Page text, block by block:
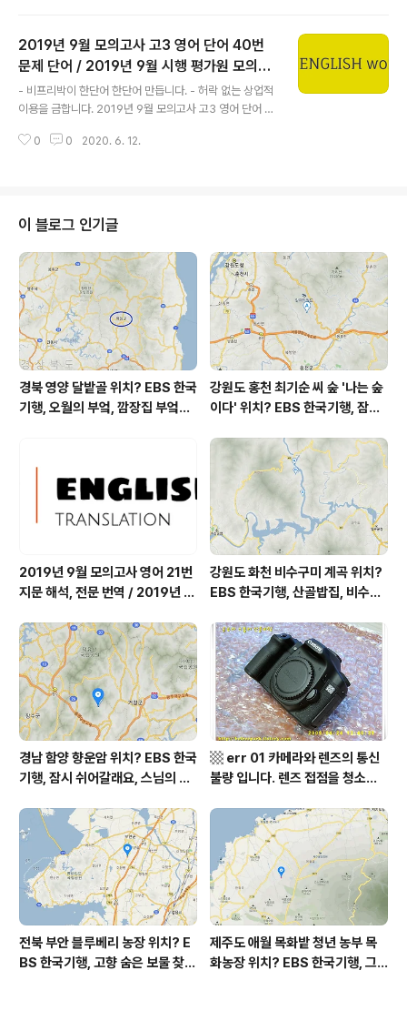
instrument 도구 measure 측정하다 bulk (형) 대량의
property 속성 environment 환경 such as A A와 같
은 (것) salinity [səlínəti] 염도 saline [séilain] 염분을
함유한, 짠 temperature 온도 bottle sample 어항으
2019년 9월 모의고사 고3 영어 단어 40번
문제 단어 / 2019년 9월 시행 평가원 모의고
사, 2019년 고3 9월 모의고사 단어 영어영
역, 고3 모의고사 영어 지문별 단어, 평가원 영
어 모의고사 단어장
- 비프리박이 한단어 한단어 만듭니다. - 허락 없는 상업적
이용을 금합니다. 2019년 9월 모의고사 고3 영어 단어 4
chitecture 건축, 건축학, 건축술 architectural 건축의,
future 예측 가능한 미래 instrumentality 도움 effect
(동사) 가져오다, 실행하다 actual 실제의 that is, 즉, cha
llenge A A에 도전하다 dominance 지배 dominate..
0 0 2020. 6. 12.
이 블로그 인기글
경북 영양 달밭골 위치? EBS 한국
기행, 오월의 부엌, 깜장집 부엌은
한 곳, 영양읍 상원리. KBS 인간극
장 임분노미 할머니
강원도 홍천 최기순 씨 숲 '나는 숲
이다' 위치? EBS 한국기행, 잠시
군 최기순 씨 캠핑장 펜션 어디? /
강원도 홍천군 가볼 만한 곳, (구)
까르돈, kbs 인간극장
2019년 9월 모의고사 영어 21번
지문 해석, 전문 번역 / 2019년 9
역, 평가원 2019년 고3 9월 영어
영역 외국어영역 전문 해석, Engli
sh to Korean translation
강원도 화천 비수구미 계곡 위치?
EBS 한국기행, 산골밥집, 비수구
부 화천군 비수구미 낙타민박 어
디? / 강원도 화천군 가볼 만한 곳
비수구미 마을, 파로호
경남 함양 향운암 위치? EBS 한국
기행, 잠시 쉬어갈래요, 스님의 어
상남도 함양군 가볼 만한 곳, 용추
계곡 향운암 명천스님, 덕유산 황
석산 거망산 기백산
▩ err 01 카메라와 렌즈의 통신
불량 입니다. 렌즈 접점을 청소하
전북 부안 블루베리 농장 위치? E
BS 한국기행, 고향 숨은 보물 찾
제주도 애월 목화밭 청년 농부 목
화농장 위치? EBS 한국기행, 그